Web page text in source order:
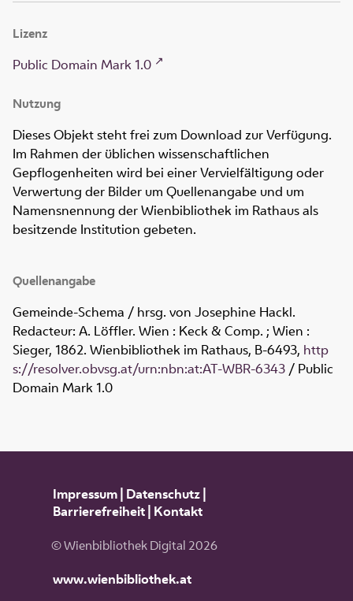
Lizenz
Public Domain Mark 1.0
Nutzung
Dieses Objekt steht frei zum Download zur Verfügung.
Im Rahmen der üblichen wissenschaftlichen
Gepflogenheiten wird bei einer Vervielfältigung oder
Verwertung der Bilder um Quellenangabe und um
Namensnennung der Wienbibliothek im Rathaus als
besitzende Institution gebeten.
Quellenangabe
Gemeinde-Schema / hrsg. von Josephine Hackl.
Redacteur: A. Löffler. Wien : Keck & Comp. ; Wien :
Sieger, 1862. Wienbibliothek im Rathaus, B-6493, http
s://resolver.obvsg.at/urn:nbn:at:AT-WBR-6343 / Public
Domain Mark 1.0
Impressum| Datenschutz|
Barrierefreiheit| Kontakt
© Wienbibliothek Digital 2026
www.wienbibliothek.at